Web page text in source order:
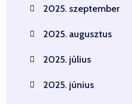
2025. szeptember
2025. augusztus
2025. július
2025. június